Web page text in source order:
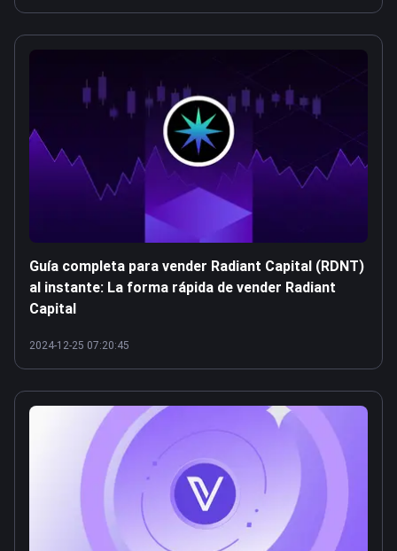
Guía completa para vender Radiant Capital (RDNT)
al instante: La forma rápida de vender Radiant
Capital
2024-12-25 07:20:45